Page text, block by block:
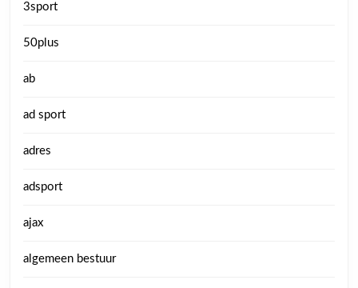
3sport
50plus
ab
ad sport
adres
adsport
ajax
algemeen bestuur